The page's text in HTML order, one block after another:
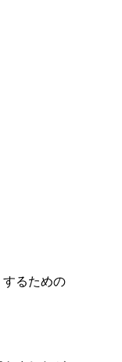
るための